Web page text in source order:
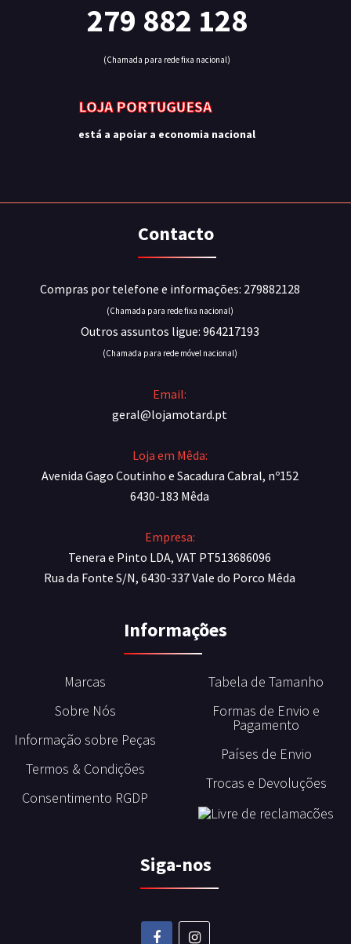
279 882 128
(Chamada para rede fixa nacional)
LOJA PORTUGUESA
está a apoiar a economia nacional
Contacto
Compras por telefone e informações: 279882128
(Chamada para rede fixa nacional)
Outros assuntos ligue: 964217193
(Chamada para rede móvel nacional)
Email:
geral@lojamotard.pt
Loja em Mêda:
Avenida Gago Coutinho e Sacadura Cabral, nº152
6430-183 Mêda
Empresa:
Tenera e Pinto LDA, VAT PT513686096
Rua da Fonte S/N, 6430-337 Vale do Porco Mêda
Informações
Marcas
Sobre Nós
Informação sobre Peças
Termos & Condições
Consentimento RGDP
Tabela de Tamanho
Formas de Envio e
Pagamento
Países de Envio
Trocas e Devoluções
Siga-nos